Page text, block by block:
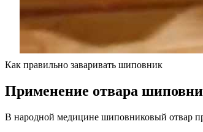
Как правильно заваривать шиповник
Применение отвара
В народной медицине шиповниковый отвар